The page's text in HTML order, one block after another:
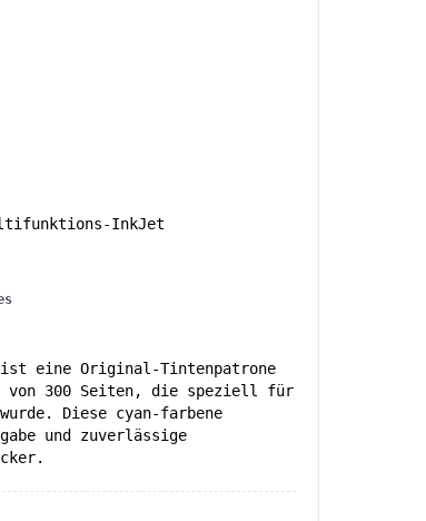
InkJet
ist eine Original-Tintenpatrone
von 300 Seiten, die speziell für
Diese cyan-farbene
und zuverlässige